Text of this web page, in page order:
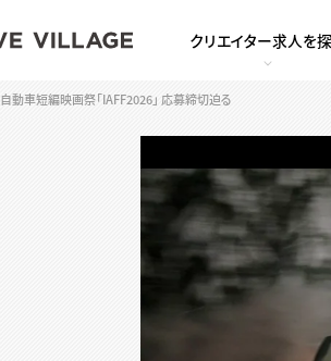
クリエイター求人を
自動車短編映画祭「IAFF2026」 応募締切迫る